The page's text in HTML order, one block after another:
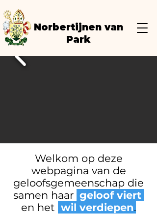
Norbertijnen van
Park
Welkom op deze
webpagina van de
geloofsgemeenschap die
samen haar geloof viert
en het wil verdiepen.